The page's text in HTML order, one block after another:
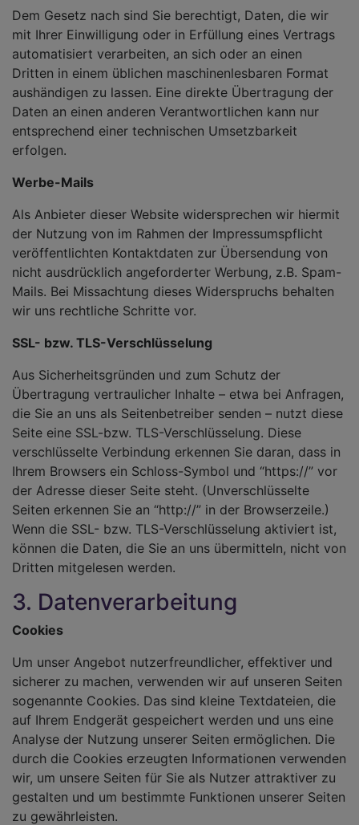
Dem Gesetz nach sind Sie berechtigt, Daten, die wir
mit Ihrer Einwilligung oder in Erfüllung eines Vertrags
automatisiert verarbeiten, an sich oder an einen
Dritten in einem üblichen maschinenlesbaren Format
aushändigen zu lassen. Eine direkte Übertragung der
Daten an einen anderen Verantwortlichen kann nur
entsprechend einer technischen Umsetzbarkeit
erfolgen.
Werbe-Mails
Als Anbieter dieser Website widersprechen wir hiermit
der Nutzung von im Rahmen der Impressumspflicht
veröffentlichten Kontaktdaten zur Übersendung von
nicht ausdrücklich angeforderter Werbung, z.B. Spam-
Mails. Bei Missachtung dieses Widerspruchs behalten
wir uns rechtliche Schritte vor.
SSL- bzw. TLS-Verschlüsselung
Aus Sicherheitsgründen und zum Schutz der
Übertragung vertraulicher Inhalte – etwa bei Anfragen,
die Sie an uns als Seitenbetreiber senden – nutzt diese
Seite eine SSL-bzw. TLS-Verschlüsselung. Diese
verschlüsselte Verbindung erkennen Sie daran, dass in
Ihrem Browsers ein Schloss-Symbol und “https://” vor
der Adresse dieser Seite steht. (Unverschlüsselte
Seiten erkennen Sie an “http://” in der Browserzeile.)
Wenn die SSL- bzw. TLS-Verschlüsselung aktiviert ist,
können die Daten, die Sie an uns übermitteln, nicht von
Dritten mitgelesen werden.
3. Datenverarbeitung
Cookies
Um unser Angebot nutzerfreundlicher, effektiver und
sicherer zu machen, verwenden wir auf unseren Seiten
sogenannte Cookies. Das sind kleine Textdateien, die
auf Ihrem Endgerät gespeichert werden und uns eine
Analyse der Nutzung unserer Seiten ermöglichen. Die
durch die Cookies erzeugten Informationen verwenden
wir, um unsere Seiten für Sie als Nutzer attraktiver zu
gestalten und um bestimmte Funktionen unserer Seiten
zu gewährleisten.